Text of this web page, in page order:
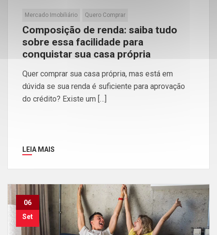
Mercado Imobiliário Quero Comprar
Composição de renda: saiba tudo
sobre essa facilidade para
conquistar sua casa própria
Quer comprar sua casa própria, mas está em
dúvida se sua renda é suficiente para aprovação
do crédito? Existe um […]
LEIA MAIS
06
Set